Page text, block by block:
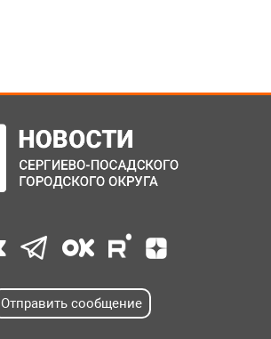
Отправить сообщение